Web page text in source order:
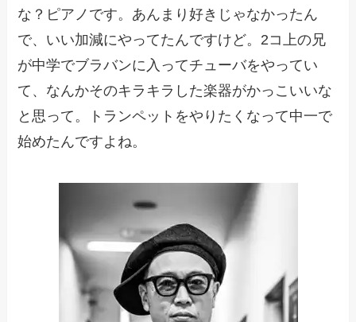
な？ピアノです。あんまり好きじゃなかったん
で、いい加減にやってたんですけど。2コ上の兄
が中学でブラバンに入ってチューバをやってい
て、なんかそのキラキラした楽器がかっこいいな
と思って。トランペットをやりたくなって中一で
始めたんですよね。